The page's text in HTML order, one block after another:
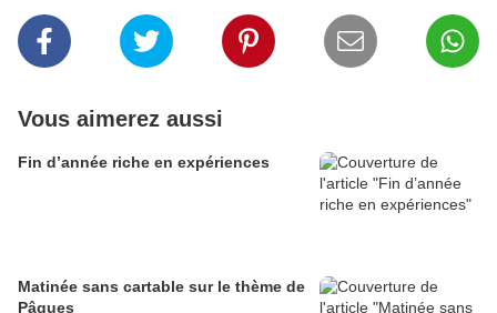
Vous aimerez aussi
Fin d’année riche en expériences
Matinée sans cartable sur le thème de
Pâques